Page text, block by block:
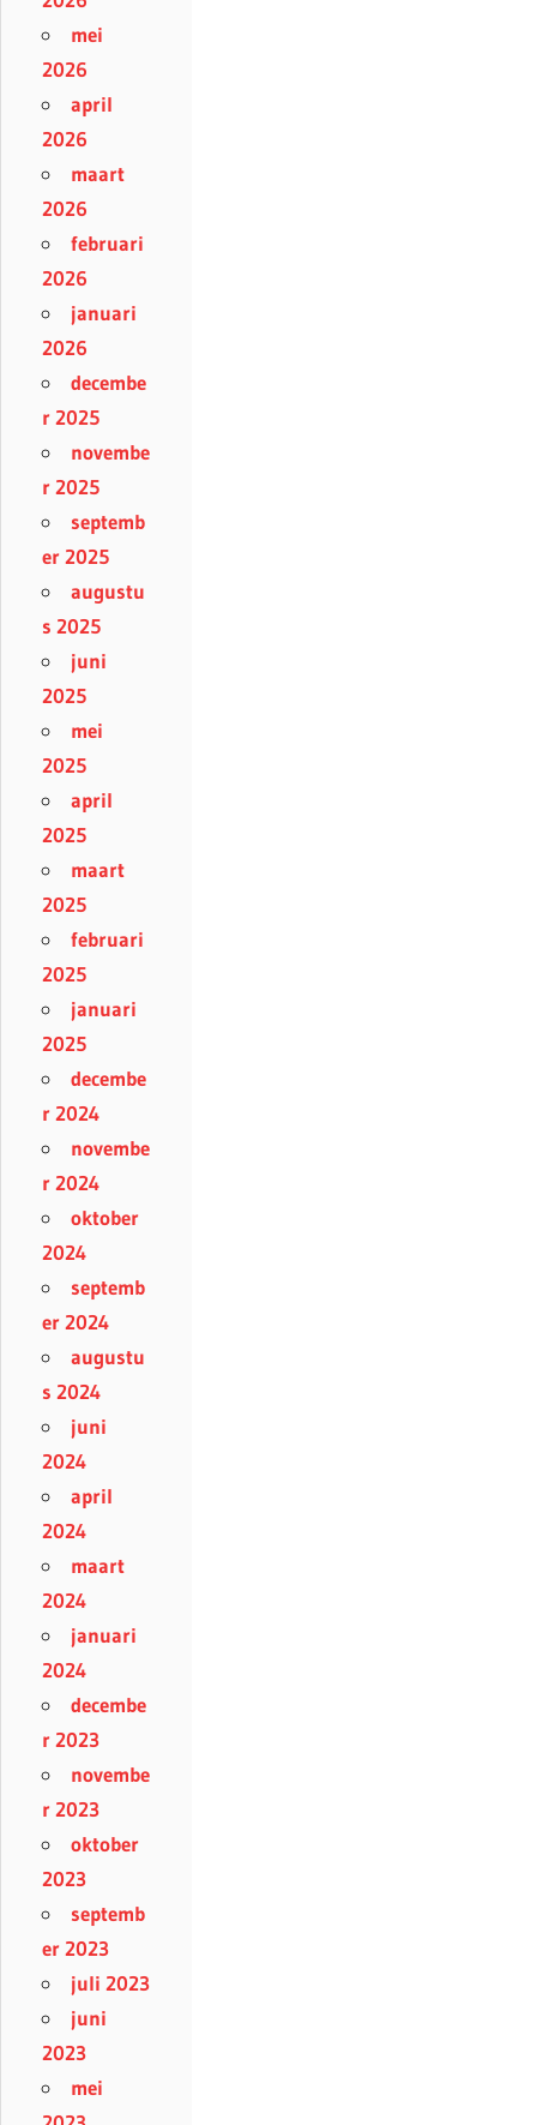
mei
2026
april
2026
maart
2026
februari
2026
januari
2026
decembe
r 2025
novembe
r 2025
septemb
er 2025
augustu
s 2025
juni
2025
mei
2025
april
2025
maart
2025
februari
2025
januari
2025
decembe
r 2024
novembe
r 2024
oktober
2024
septemb
er 2024
augustu
s 2024
juni
2024
april
2024
maart
2024
januari
2024
decembe
r 2023
novembe
r 2023
oktober
2023
septemb
er 2023
juli 2023
juni
2023
mei